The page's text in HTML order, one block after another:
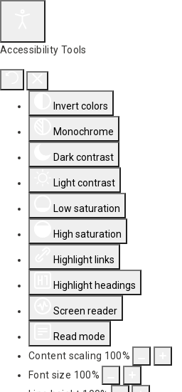
Accessibility Tools
Invert colors
Monochrome
Dark contrast
Light contrast
Low saturation
High saturation
Highlight links
Highlight headings
Screen reader
Read mode
Content scaling 100%
Font size 100%